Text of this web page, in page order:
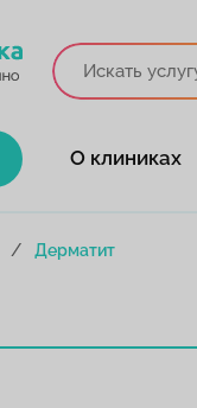
О клиниках
Дерматит